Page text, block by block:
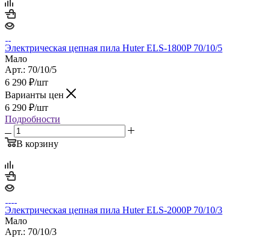
Электрическая цепная пила Huter ELS-1800P 70/10/5
Мало
Арт.: 70/10/5
6 290 ₽/шт
Варианты цен
6 290 ₽/шт
Подробности
В корзину
Электрическая цепная пила Huter ELS-2000P 70/10/3
Мало
Арт.: 70/10/3